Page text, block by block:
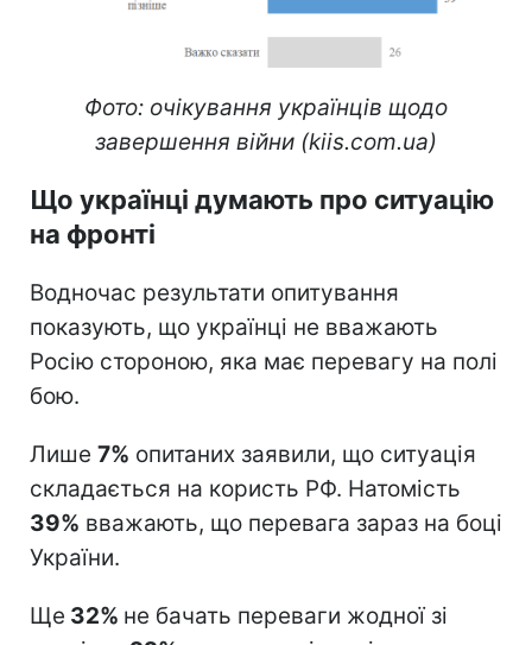
Фото: очікування українців щодо
завершення війни (kiis.com.ua)
Що українці думають про ситуацію
на фронті
Водночас результати опитування
показують, що українці не вважають
Росію стороною, яка має перевагу на полі
бою.
Лише 7% опитаних заявили, що ситуація
складається на користь РФ. Натомість
39% вважають, що перевага зараз на боці
України.
Ще 32% не бачать переваги жодної зі